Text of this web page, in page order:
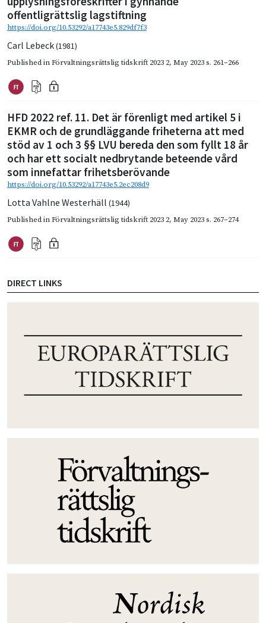
offentligrättslig lagstiftning
https://doi.org/10.53292/a17743e5.829df7f3
Carl Lebeck(1981)
Published inFörvaltningsrättslig tidskrift 2023 2, May 2023s. 261–266
HFD 2022 ref. 11. Det är förenligt med artikel 5 i
EKMR och de grundläggande friheterna att med
stöd av 1 och 3 §§ LVU bereda den som fyllt 18 år
och har ett socialt nedbrytande beteende vård
som innefattar frihetsberövande
https://doi.org/10.53292/a17743e5.2ec208d9
Lotta Vahlne Westerhäll (1944)
Published inFörvaltningsrättslig tidskrift 2023 2, May 2023s. 267–274
DIRECT LINKS